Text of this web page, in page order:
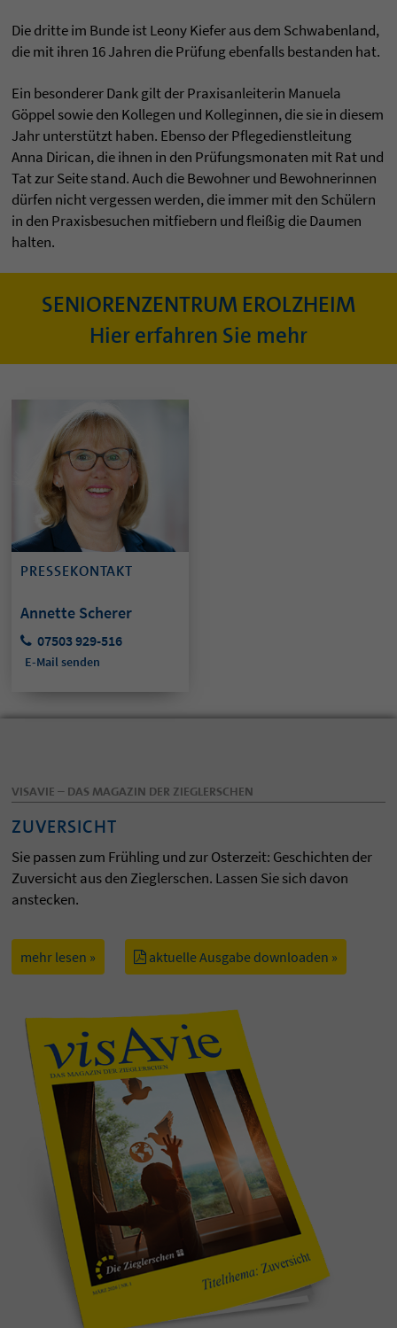
Die dritte im Bunde ist Leony Kiefer aus dem Schwabenland,
die mit ihren 16 Jahren die Prüfung ebenfalls bestanden hat.
Ein besonderer Dank gilt der Praxisanleiterin Manuela
Göppel sowie den Kollegen und Kolleginnen, die sie in diesem
Jahr unterstützt haben. Ebenso der Pflegedienstleitung
Anna Dirican, die ihnen in den Prüfungsmonaten mit Rat und
Tat zur Seite stand. Auch die Bewohner und Bewohnerinnen
dürfen nicht vergessen werden, die immer mit den Schülern
in den Praxisbesuchen mitfiebern und fleißig die Daumen
halten.
SENIORENZENTRUM EROLZHEIM
Hier erfahren Sie mehr
PRESSEKONTAKT
Annette Scherer
07503 929-516
E-Mail senden
VISAVIE – DAS MAGAZIN DER ZIEGLERSCHEN
ZUVERSICHT
Sie passen zum Frühling und zur Osterzeit: Geschichten der
Zuversicht aus den Zieglerschen. Lassen Sie sich davon
anstecken.
mehr lesen » aktuelle Ausgabe downloaden »